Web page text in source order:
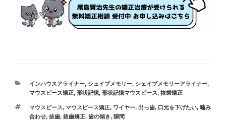
カ
テ
リ
ー
インハウスアライナー, シェイプメモリー, シェイプメモリーアライナー,
マウスピース矯正, 形状記憶, 形状記憶マウスピース, 抜歯矯正
タ
グ
マウスピース, マウスピース矯正, ワイヤー, 出っ歯, 口元を下げたい, 噛み
合わせ, 抜歯, 抜歯矯正, 歯の傾き, 隙間